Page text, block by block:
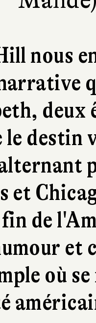
nous
deux
le
et
de
et
où